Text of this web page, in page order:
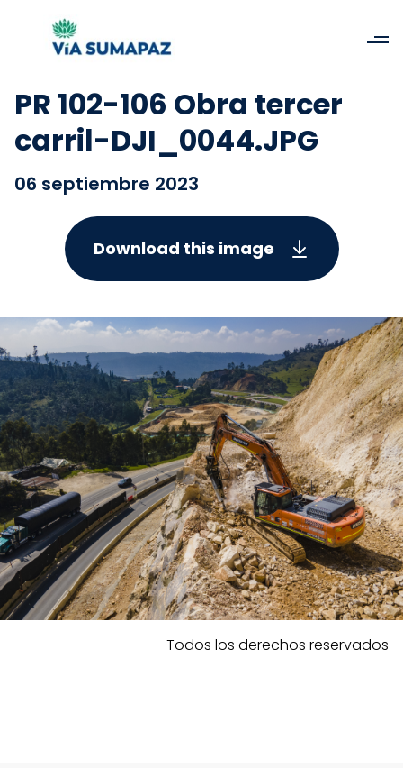
PR 102-106 Obra tercer
carril-DJI_0044.JPG
06 septiembre 2023
Download this image
Todos los derechos reservados